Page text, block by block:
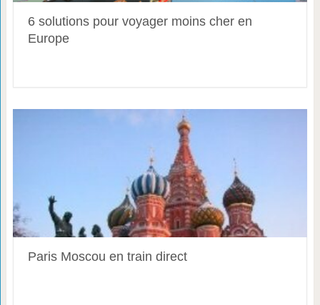
6 solutions pour voyager moins cher en
Europe
Paris Moscou en train direct